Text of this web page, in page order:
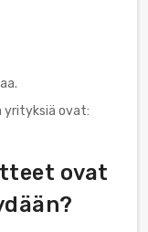
yrityksiä ovat:
ovat